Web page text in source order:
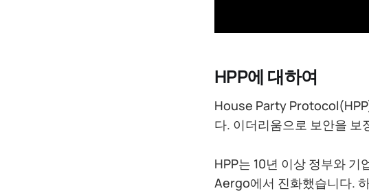
HPP에 대하여
House Party
다. 이더리움으로 보안을 보
HPP는 10년 이상 정부와
Aergo에서 진화했습니다.